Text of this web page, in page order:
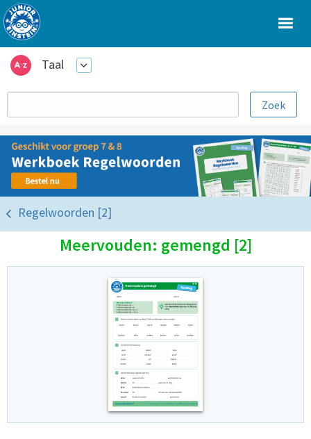
Taal
Regelwoorden [2]
Meervouden: gemengd [2]